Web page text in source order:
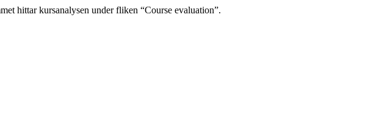
hittar kursanalysen under fliken “Course evaluation”.